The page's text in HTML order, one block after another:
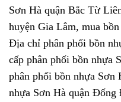
Sơn Hà quận Bắc Từ
huyện Gia Lâm, mua
Địa chỉ phân phối bồn
cấp phân phối bồn nhựa
phân phối bồn nhựa Sơn
nhựa Sơn Hà quận Đống